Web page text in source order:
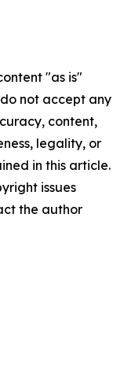
"as is"
not accept any
content,
legality, or
in this article.
issues
the author